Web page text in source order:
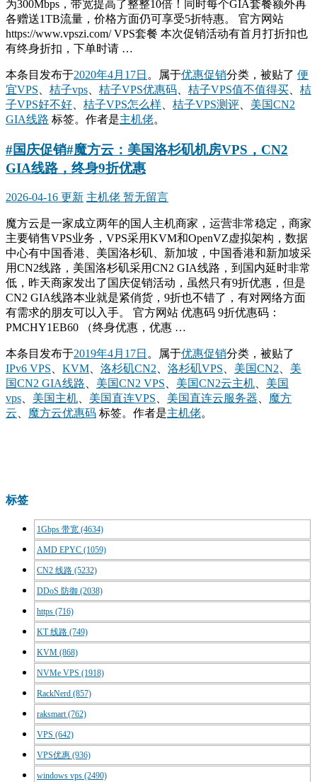
为300Mbps，带宽提高了整整10倍！同时每个GIA套餐额外再
各赠送1TB流量，价格方面仍可享受5折特惠。 官方网站
https://www.vpszi.com/ VPS套餐 本次促销活动有首月打折扣也
有终身折扣，下单时请 …
本条目发布于2020年4月17日 。属于优惠促销分类，被贴了 便
宜VPS
桔子vps 桔子VPS优惠码 桔子VPS值不值得买
桔
子VPS好不好
桔子VPS怎么样 桔子VPS测评
美国CN2
GIA线路 标签。 作者是主机佬。
#国庆促销#魔方云：美国洛杉矶机房VPS，CN2
GIA线路，终身9折优惠
2026-04-16 更新 主机佬 暂无留言
魔方云是一家成立两年的国人主机商家，运营非常稳定，商家
主要销售VPS业务，VPS采用KVM和OpenVZ虚拟架构，数据
中心有中国香港、美国洛杉矶、新加坡，中国香港和新加坡采
用CN2线路，美国洛杉矶采用CN2 GIA线路，到国内延时非常
低，昨天商家发出了国庆促销活动，虽然只有9折优惠，但是
CN2 GIA线路本业就是紧俏货，9折也不错了，有对网络方面
有需求的朋友可以入手。 官方网站 优惠码 9折优惠码：
PMCHY1EB60 （终身优惠，优惠 …
本条目发布于2019年4月17日 。属于优惠促销分类，被贴了
IPv6 VPS、 KVM、 洛杉矶CN2、 洛杉矶VPS、 美国CN2、 美
国CN2 GIA线路、 美国CN2 VPS、 美国CN2云主机、 美国
vps、 美国主机、 美国直连VPS、 美国直连云服务器、 魔方
云、 魔方云优惠码 标签。 作者是主机佬。
标签
1Gbps 带宽 (4634)
AMD EPYC (1059)
CN2 线路 (5232)
DDoS 防御 (2038)
https (716)
KT 线路 (749)
KVM (868)
NVMe VPS (1918)
RackNerd (857)
raksmart(762)
VPS (642)
VPS优惠 (936)
windows vps (2490)